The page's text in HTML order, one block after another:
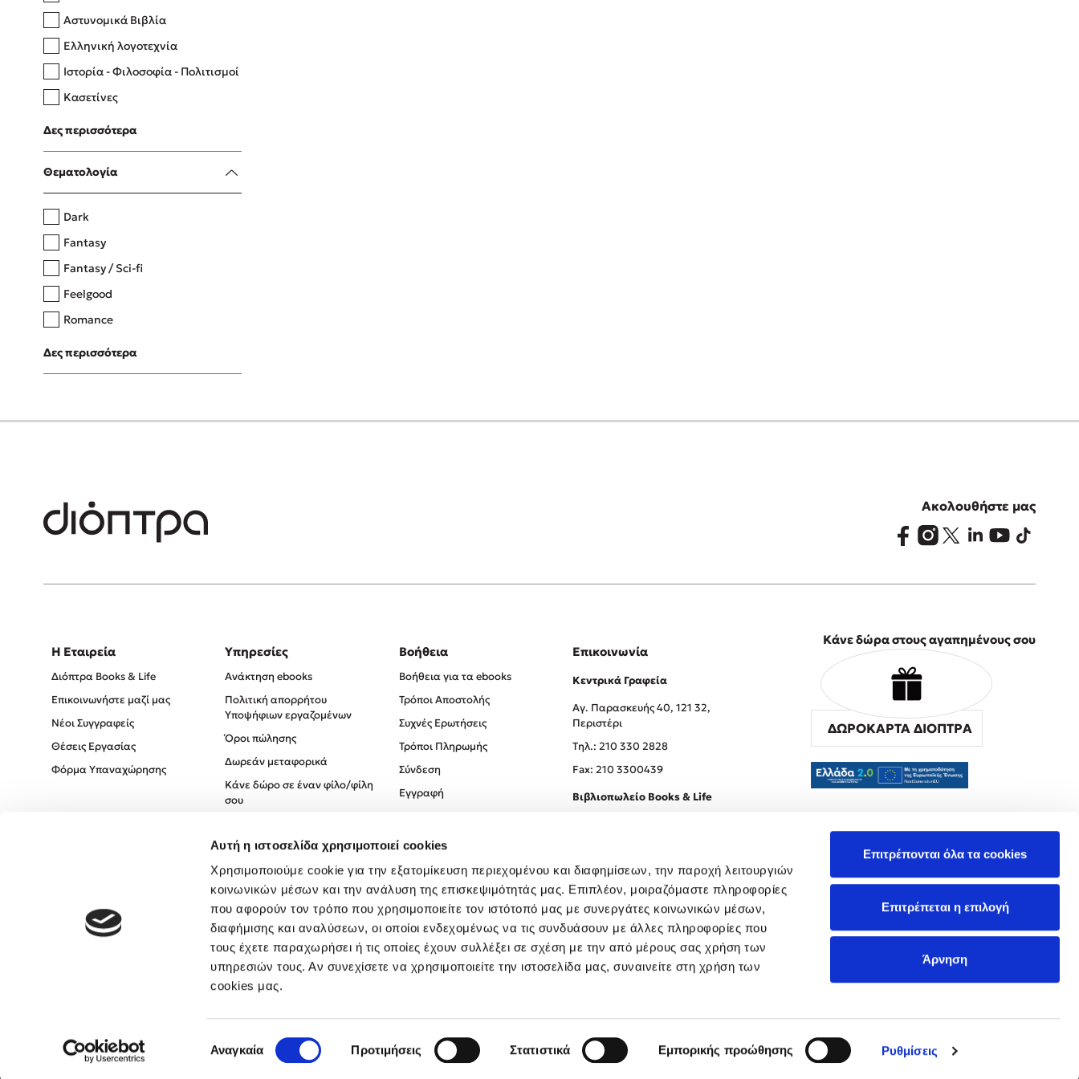
Αυτή η ιστοσελίδα χρησιμοποιεί cookies
Χρησιμοποιούμε cookie για την εξατομίκευση περιεχομένου και διαφημίσεων, την παροχή λειτουργιών
κοινωνικών μέσων και την ανάλυση της επισκεψιμότητάς μας. Επιπλέον, μοιραζόμαστε πληροφορίες
που αφορούν τον τρόπο που χρησιμοποιείτε τον ιστότοπό μας με συνεργάτες κοινωνικών μέσων,
διαφήμισης και αναλύσεων, οι οποίοι ενδεχομένως να τις συνδυάσουν με άλλες πληροφορίες που
τους έχετε παραχωρήσει ή τις οποίες έχουν συλλέξει σε σχέση με την από μέρους σας χρήση των
υπηρεσιών τους. Αν συνεχίσετε να χρησιμοποιείτε την ιστοσελίδα μας, συναινείτε στη χρήση των
cookies μας.
συγκατάθεσης
Αναγκαία Προτιμήσεις Στατιστικά Εμπορικής προώθησης Ρυθμίσεις
Επιτρέπονται όλα τα cookies
Επιτρέπεται η επιλογή
Άρνηση
Δανάη Δεληγεώργη
Πάνω, κάτω, μπροστά, πίσω
Η μέθοδος Αφήστε τους
Αστυνομικά Βιβλία
Ελληνική λογοτεχνία
Ιστορία - Φιλοσοφία - Πολιτισμοί
Κασετίνες
Λευκώματα - Έγχρωμοι οδηγοί
Μαγειρική
Δες περισσότερα
Θεματολογία
Dark
Fantasy
Fantasy / Sci-fi
Feelgood
Romance
Upmarket
Young Adult
Δες περισσότερα
Ακολουθήστε μας
Η Εταιρεία
Διόπτρα Books & Life
Επικοινωνήστε μαζί μας
Νέοι Συγγραφείς
Θέσεις Εργασίας
Φόρμα Υπαναχώρησης
Υπηρεσίες
Ανάκτηση ebooks
Πολιτική απορρήτου
Υποψήφιων εργαζομένων
Όροι πώλησης
Δωρεάν μεταφορικά
Κάνε δώρο σε έναν φίλο/φίλη
σου
Πολιτική Απορρήτου
Όροι χρήσης
Βοήθεια
Βοήθεια για τα ebooks
Τρόποι Αποστολής
Συχνές Ερωτήσεις
Τρόποι Πληρωμής
Σύνδεση
Εγγραφή
Επικοινωνία
Κεντρικά Γραφεία
Αγ. Παρασκευής 40, 121 32,
Περιστέρι
Tηλ.: 210 330 2828
Fax: 210 3300439
Βιβλιοπωλείο Books & Life
Κάνε δώρα στους αγαπημένους σου
ΔΩΡΟΚΑΡΤΑ ΔΙΟΠΤΡΑ
Created by Powered by